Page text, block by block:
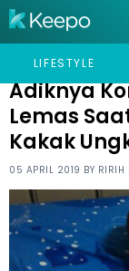
LIFESTYLE
HOME VIRAL
Adiknya
Lemas
Kakak
05 APRIL 2019 BY RIRIH